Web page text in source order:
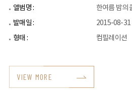
앨범명 :
한여름 밤의
발매일 :
2015-08-31
형태 :
컴필레이션
VIEW MORE